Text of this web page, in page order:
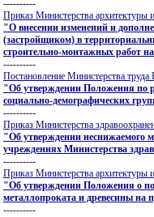
----------
Приказ Министерства архитектуры
"О внесении изменений и
(застройщиком) в
строительно-монтажных работ
----------
Постановление Министерства
"Об утверждении Положения по
социально-демографических
----------
Приказ Министерства
"Об утверждении неснижаемого
учреждениях Министерства
----------
Приказ Министерства архитектуры
"Об утверждении Положения о
металлопроката и древесины на
----------